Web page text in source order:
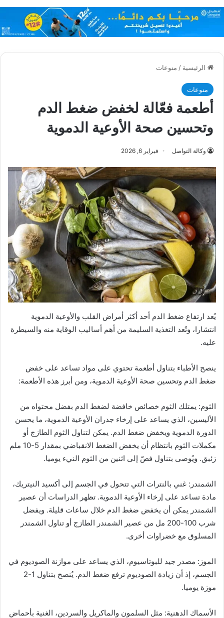
الرئيسية / منوعات
منوعات
أطعمة فعّالة لخفض ضغط الدم
وتحسين صحة الأوعية الدموية
وكالة التواصل فبراير 6, 2026
يُعد ارتفاع ضغط الدم أحد أكثر أمراض القلب والأوعية الدموية
انتشارا، وتُعد التغذية السليمة من أهم أساليب الوقاية منه والسيطرة
عليه.
ينصح الأطباء بتناول أطعمة تحتوي على مواد تساعد على خفض
ضغط الدم وتحسين صحة الأوعية الدموية، ومن أبرز هذه الأطعمة:
الثوم: يمتلك الثوم خصائص خافضة لضغط الدم بفضل محتواه من
الأليسين، الذي يساعد على إرخاء جدران الأوعية الدموية، ما يحسن
الدورة الدموية ويخفض ضغط الدم. يمكن لتناول الثوم الطازج أو
مكملات الثوم بانتظام أن يخفض الضغط الانقباضي بمقدار 5-10 ملم
زئبق. ويُوصى بتناول فصّ إلى اثنين من الثوم النيء يوميا.
الشمندر: غني بالنترات التي تتحول في الجسم إلى أكسيد النيتريك،
مادة تساعد على إرخاء الأوعية الدموية. تظهر الدراسات أن عصير
الشمندر يمكن أن يخفض ضغط الدم خلال ساعات قليلة. ويفضل
شرب 100-200 مل من عصير الشمندر الطازج أو تناول الشمندر
المسلوق مع خضراوات أخرى.
الموز: مصدر جيد للبوتاسيوم، الذي يساعد على موازنة الصوديوم في
الجسم، إذ أن زيادة الصوديوم ترفع ضغط الدم. يُنصح بتناول 1-2
موزة يوميا.
الأسماك الدهنية: مثل السلمون والماكريل والسردين، الغنية بأحماض